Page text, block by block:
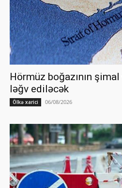
Hörmüz boğazının
ləğv ediləcək
Ölkə xarici 06/08/2026